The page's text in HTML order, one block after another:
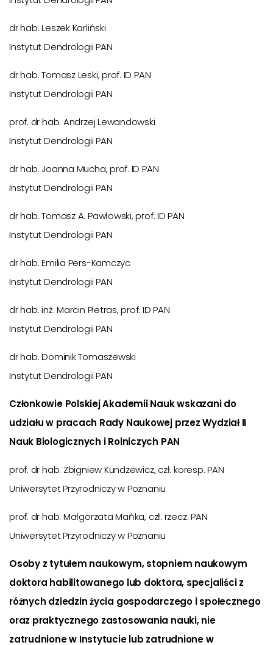
dr hab. Leszek Karliński
Instytut Dendrologii PAN
dr hab. Tomasz Leski, prof. ID PAN
Instytut Dendrologii PAN
prof. dr hab. Andrzej Lewandowski
Instytut Dendrologii PAN
dr hab. Joanna Mucha, prof. ID PAN
Instytut Dendrologii PAN
dr hab. Tomasz A. Pawłowski, prof. ID PAN
Instytut Dendrologii PAN
dr hab. Emilia Pers-Kamczyc
Instytut Dendrologii PAN
dr hab. inż. Marcin Pietras, prof. ID PAN
Instytut Dendrologii PAN
dr hab. Dominik Tomaszewski
Instytut Dendrologii PAN
Członkowie Polskiej Akademii Nauk wskazani do
udziału w pracach Rady Naukowej przez Wydział II
Nauk Biologicznych i Rolniczych PAN
prof. dr hab. Zbigniew Kundzewicz, czł. koresp. PAN
Uniwersytet Przyrodniczy w Poznaniu
prof. dr hab. Małgorzata Mańka, czł. rzecz. PAN
Uniwersytet Przyrodniczy w Poznaniu
Osoby z tytułem naukowym, stopniem naukowym
doktora habilitowanego lub doktora, specjaliści z
różnych dziedzin życia gospodarczego i społecznego
oraz praktycznego zastosowania nauki, nie
zatrudnione w Instytucie lub zatrudnione w